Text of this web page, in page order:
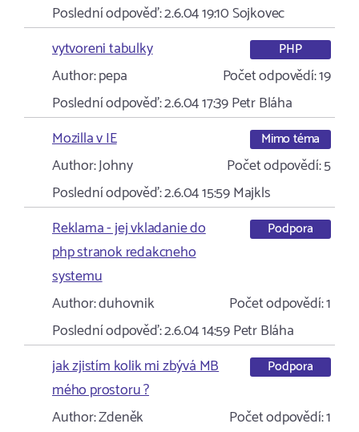
Poslední odpověď:2.6.04 19:10Sojkovec
vytvoreni tabulky
PHP
Author:pepa Počet odpovědí:19
Poslední odpověď:2.6.04 17:39Petr Bláha
Mozilla v IE
Mimo téma
Author:Johny Počet odpovědí:5
Poslední odpověď:2.6.04 15:59Majkls
Reklama - jej vkladanie do
php stranok redakcneho
systemu
Podpora
Author:duhovnik Počet odpovědí:1
Poslední odpověď:2.6.04 14:59Petr Bláha
jak zjistím kolik mi zbývá MB
mého prostoru ?
Podpora
Author:Zdeněk Počet odpovědí:1